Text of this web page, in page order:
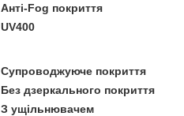
Анті-Fog покриття
UV400
Супроводжуюче покриття
Без дзеркального покриття
З ущільнювачем